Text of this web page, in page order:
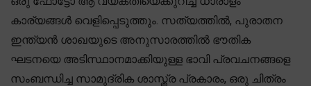
കാര്യങ്ങൾ വെളിപ്പെടുത്തും. സത്യത്തിൽ, പുരാതന
ഇന്ത്യൻ ശാഖയുടെ അനുസാരത്തിൽ ഭൗതിക
ഘടനയെ അടിസ്ഥാനമാക്കിയുള്ള ഭാവി പ്രവചനങ്ങളെ
സംബന്ധിച്ച സാമുദ്രിക ശാസ്ത്ര പ്രകാരം, ഒരു ചിത്രം